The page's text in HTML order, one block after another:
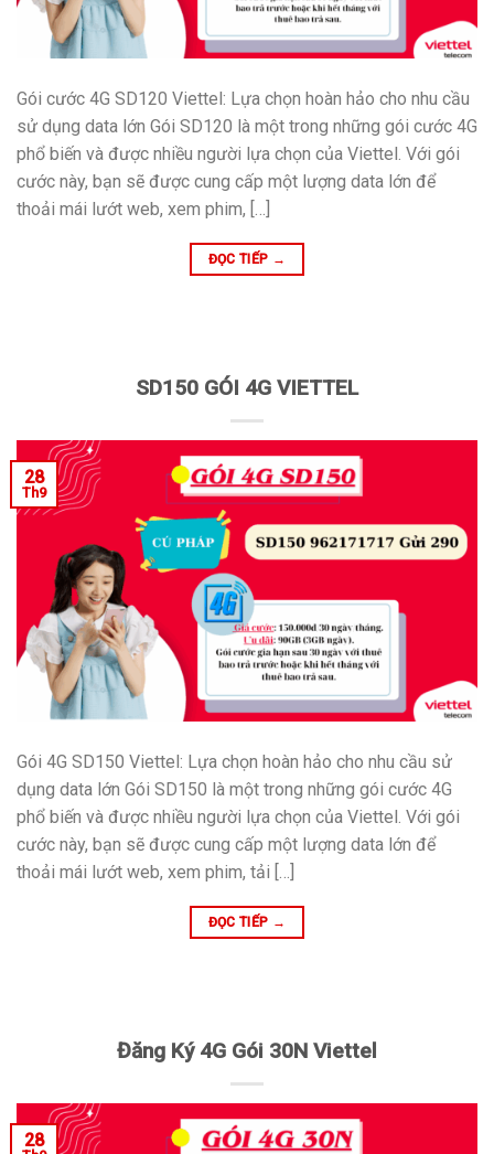
Gói cước 4G SD120 Viettel: Lựa chọn hoàn hảo cho nhu cầu
sử dụng data lớn Gói SD120 là một trong những gói cước 4G
phổ biến và được nhiều người lựa chọn của Viettel. Với gói
cước này, bạn sẽ được cung cấp một lượng data lớn để
thoải mái lướt web, xem phim, […]
ĐỌC TIẾP →
SD150 GÓI 4G VIETTEL
28
Th9
Gói 4G SD150 Viettel: Lựa chọn hoàn hảo cho nhu cầu sử
dụng data lớn Gói SD150 là một trong những gói cước 4G
phổ biến và được nhiều người lựa chọn của Viettel. Với gói
cước này, bạn sẽ được cung cấp một lượng data lớn để
thoải mái lướt web, xem phim, tải […]
ĐỌC TIẾP →
Đăng Ký 4G Gói 30N Viettel
28